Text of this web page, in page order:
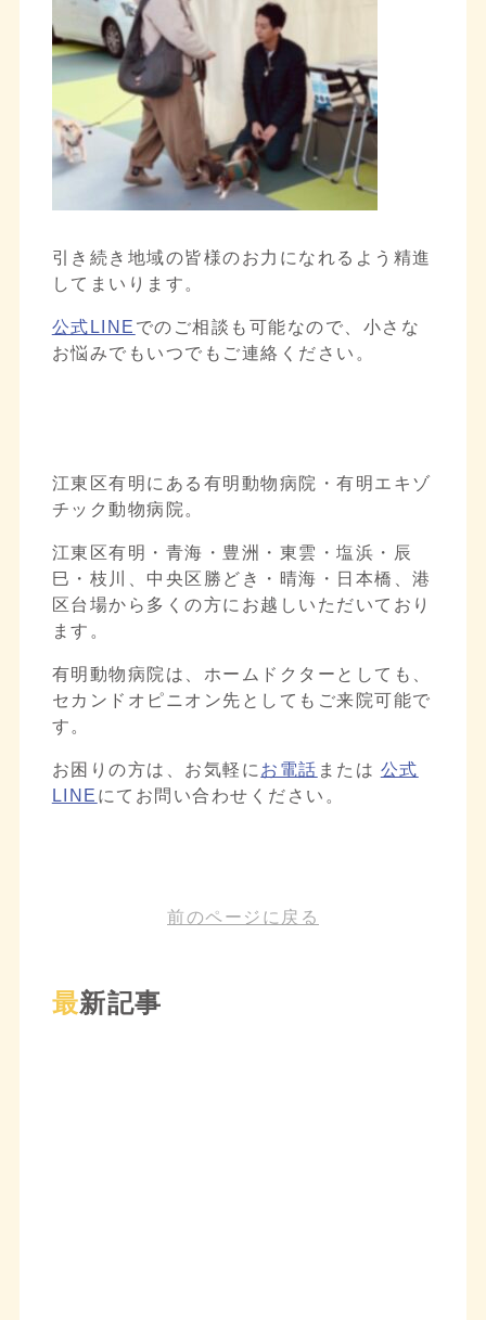
引き続き地域の皆様のお力になれるよう精進
してまいります。
公式LINE でのご相談も可能なので、小さな
お悩みでもいつでもご連絡ください。
江東区有明にある有明動物病院・有明エキゾ
チック動物病院。
江東区有明・青海・豊洲・東雲・塩浜・辰
巳・枝川、中央区勝どき・晴海・日本橋、港
区台場から多くの方にお越しいただいており
ます。
有明動物病院は、ホームドクターとしても、
セカンドオピニオン先としてもご来院可能で
す。
お困りの方は、お気軽にお電話 または 公式
LINE にてお問い合わせください。
前のページに戻る
最新記事